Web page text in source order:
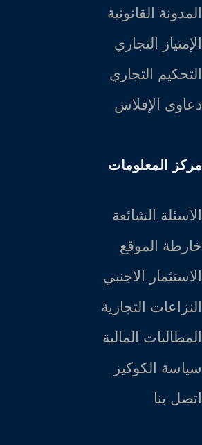
المدونة القانونية
الإمتياز التجاري
التحكيم التجاري
دعاوى الإفلاس
مركز المعلومات
الأسئلة الشائعة
خارطة الموقع
الاستثمار الاجنبي
النزاعات التجارية
المطالبات المالية
سياسة الكوكيز
اتصل بنا